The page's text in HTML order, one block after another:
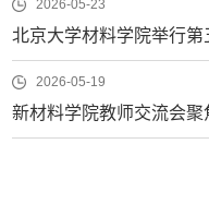
2026-05-23
北京大学材料学院举行第
2026-05-19
新材料学院教师交流会